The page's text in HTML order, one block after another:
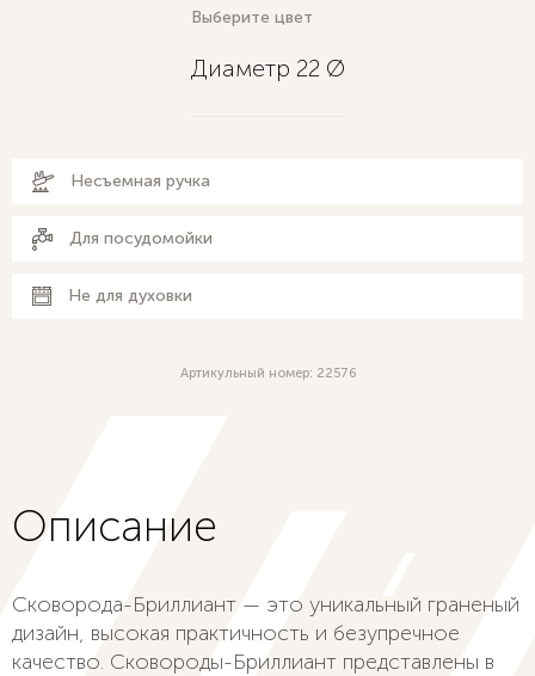
Выберите цвет
Диаметр 22 Ø
Несъемная ручка
Для посудомойки
Не для духовки
Артикульный номер: 22576
Описание
Сковорода-Бриллиант — это уникальный граненый
дизайн, высокая практичность и безупречное
качество. Сковороды-Бриллиант представлены в